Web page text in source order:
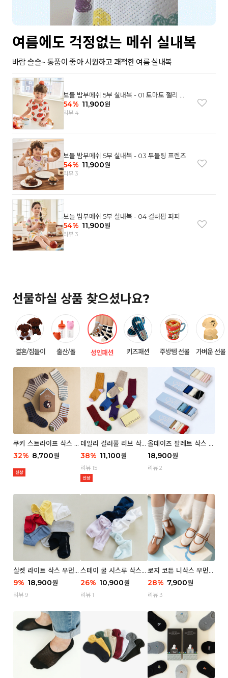
여름에도 걱정없는 메쉬 실내복
바람 솔솔~ 통품이 좋아 시원하고 쾌적한 여름 실내복
보들 밤부메쉬 5부 실내복 - 01 토마토 젤리 베
어
54% 11,900원
리뷰 4
보들 밤부메쉬 5부 실내복 - 03 두들링 프렌즈
54% 11,900원
리뷰 3
보들 밤부메쉬 5부 실내복 - 04 컬러팝 퍼피
54% 11,900원
리뷰 3
선물하실 상품 찾으셨나요?
결혼/집들이 출산/돌 성인패션 키즈패션 주방템 선물 가벼운 선물
쿠키 스트라이프 삭스 우
먼 2P
32% 8,700원
데일리 컬러풀 리브 삭스
우먼 3P 세트
38% 11,100원
리뷰 15
올데이즈 팔레트 삭스 우
먼 5P
18,900원
리뷰 2
실켓 라이트 삭스 우먼 3
P
9% 18,900원
리뷰 9
스테이 쿨 시스루 삭스
우먼 2P
26% 10,900원
리뷰 1
로지 코튼 니삭스 우먼 1
P
28% 7,900원
리뷰 3